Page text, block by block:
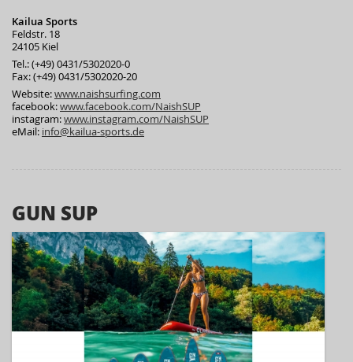
Kailua Sports
Feldstr. 18
24105 Kiel
Tel.: (+49) 0431/5302020-0
Fax: (+49) 0431/5302020-20
Website:www.naishsurfing.com
facebook:www.facebook.com/NaishSUP
instagram:www.instagram.com/NaishSUP
eMail: info@kailua-sports.de
GUN SUP